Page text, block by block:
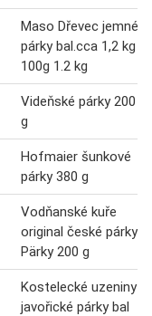
Maso Dřevec jemné
párky bal.cca 1,2 kg
100g 1.2 kg
Videňské párky 200
g
Hofmaier šunkové
párky 380 g
Vodňanské kuře
original české párky
Pärky 200 g
Kostelecké uzeniny
javořické párky bal